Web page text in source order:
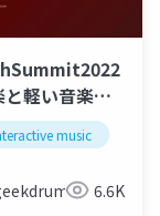
music
と軽い音楽
のゲーム音
について
music
6.6K